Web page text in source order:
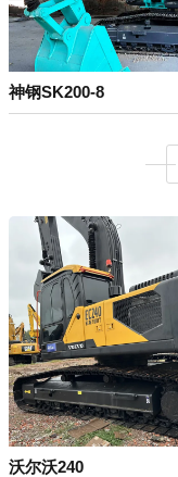
神钢SK200-8
沃尔沃240